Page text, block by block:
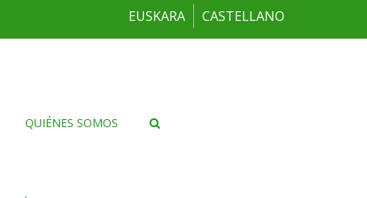
EUSKARA CASTELLANO
QUIÉNES SOMOS